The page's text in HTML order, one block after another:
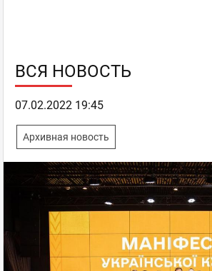
ВСЯ НОВОСТЬ
07.02.2022 19:45
Архивная новость